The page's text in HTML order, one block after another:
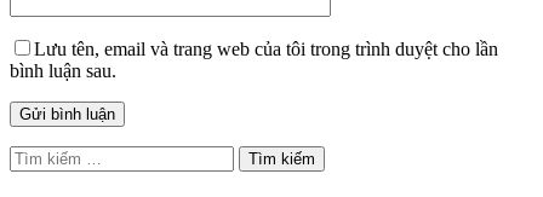
Lưu tên, email và trang web của tôi trong trình duyệt cho lần
bình luận sau.
Tìm
kiếm